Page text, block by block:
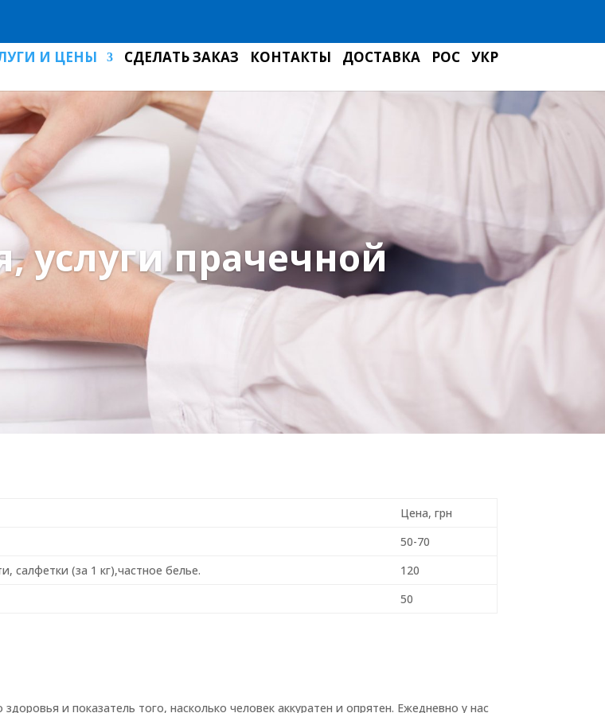
И ЦЕНЫ СДЕЛАТЬ ЗАКАЗ КОНТАКТЫ ДОСТАВКА РОС УКР
услуги прачечной
Цена, грн
50-70
салфетки (за 1 кг),частное белье.
120
50
и показатель того, насколько человек аккуратен и опрятен. Ежедневно у нас